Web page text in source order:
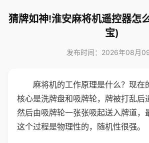
猜牌如神!淮安麻将机遥控器怎
宝)
发布时间：2026年08月
麻将机的工作原理是什么？现在
核心是洗牌盘和吸牌轮，牌被打乱后
然后由吸牌轮一张张吸起送入牌道，
这个过程是物理性的，随机性很强。